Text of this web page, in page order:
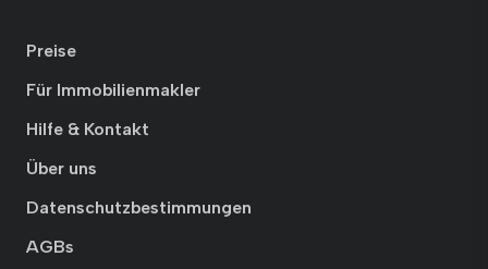
Preise
Für Immobilienmakler
Hilfe & Kontakt
Über uns
Datenschutzbestimmungen
AGBs